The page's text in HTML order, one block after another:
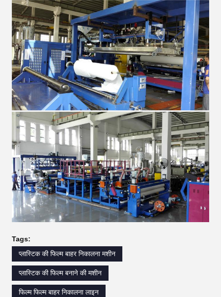
Tags:
प्लास्टिक की फिल्म बाहर निकालना मशीन
प्लास्टिक की फिल्म बनाने की मशीन
फिल्म फिल्म बाहर निकालना लाइन